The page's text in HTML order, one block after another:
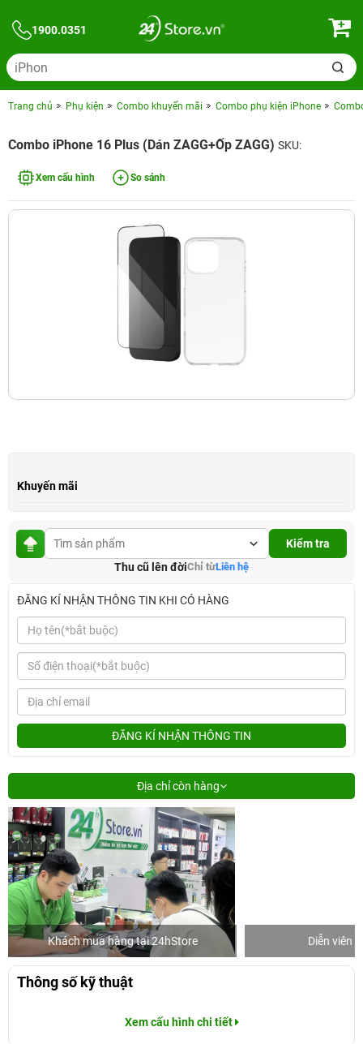
1900.0351
Trang chủ Phụ kiện Combo khuyến mãi Combo phụ kiện iPhone
Combo iPhone 16 Plus (Dán ZAGG+Ốp ZAGG) SKU:
Xem cấu hình So sánh
Khuyến mãi
Kiểm tra
Thu cũ lên đờiChỉ từLiên hệ
ĐĂNG KÍ NHẬN THÔNG TIN KHI CÓ HÀNG
ĐĂNG KÍ NHẬN THÔNG TIN
Địa chỉ còn hàng
Khách mua hàng tại 24hStore Diễn viên
Thông số kỹ thuật
Xem cấu hình chi tiết